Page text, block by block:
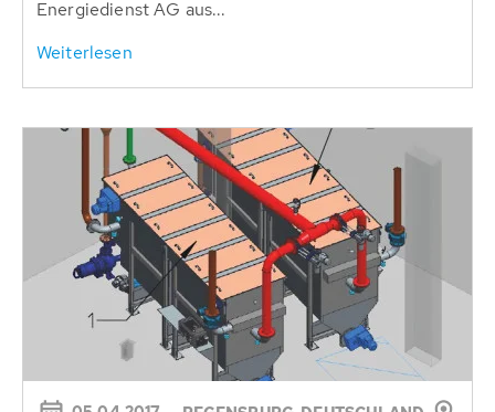
Energiedienst AG aus...
Weiterlesen